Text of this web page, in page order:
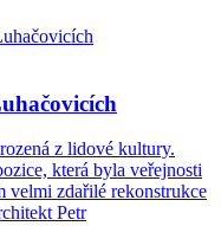
z lidové kultury.
která byla veřejnosti
velmi zdařilé rekonstrukce
Petr